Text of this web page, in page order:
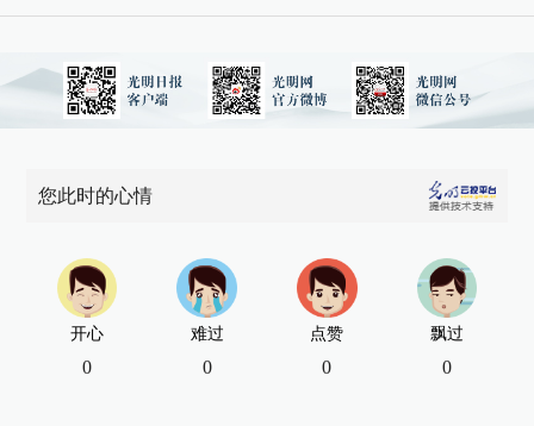
您此时的心情
开心
0
难过
0
点赞
0
飘过
0